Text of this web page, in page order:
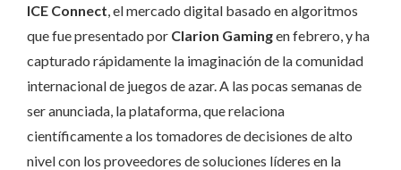
ICE Connect , el mercado digital basado en algoritmos
que fue presentado por Clarion Gamingen febrero, y ha
capturado rápidamente la imaginación de la comunidad
internacional de juegos de azar. A las pocas semanas de
ser anunciada, la plataforma, que relaciona
científicamente a los tomadores de decisiones de alto
nivel con los proveedores de soluciones líderes en la